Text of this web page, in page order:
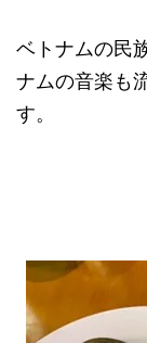
ベトナムの民
ナムの音楽も
す。